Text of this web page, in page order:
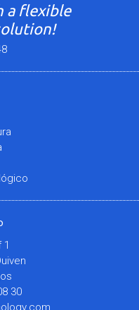
a flexible
1
30